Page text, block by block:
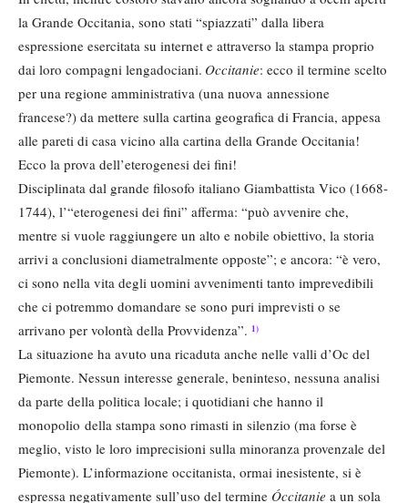
la Grande Occitania, sono stati “spiazzati” dalla libera
espressione esercitata su internet e attraverso la stampa proprio
dai loro compagni lengadociani. Occitanie: ecco il termine scelto
per una regione amministrativa (una nuova annessione
francese?) da mettere sulla cartina geografica di Francia, appesa
alle pareti di casa vicino alla cartina della Grande Occitania!
Ecco la prova dell’eterogenesi dei fini!
Disciplinata dal grande filosofo italiano Giambattista Vico (1668-
1744), l’“eterogenesi dei fini” afferma: “può avvenire che,
mentre si vuole raggiungere un alto e nobile obiettivo, la storia
arrivi a conclusioni diametralmente opposte”; e ancora: “è vero,
ci sono nella vita degli uomini avvenimenti tanto imprevedibili
che ci potremmo domandare se sono puri imprevisti o se
arrivano per volontà della Provvidenza”. 1)
La situazione ha avuto una ricaduta anche nelle valli d’Oc del
Piemonte. Nessun interesse generale, beninteso, nessuna analisi
da parte della politica locale; i quotidiani che hanno il
monopolio della stampa sono rimasti in silenzio (ma forse è
meglio, visto le loro imprecisioni sulla minoranza provenzale del
Piemonte). L’informazione occitanista, ormai inesistente, si è
espressa negativamente sull’uso del termine Óccitanie a un sola